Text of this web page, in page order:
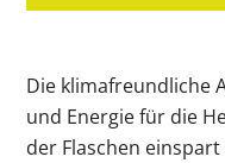
Die klimafreundliche
und Energie für die
der Flaschen